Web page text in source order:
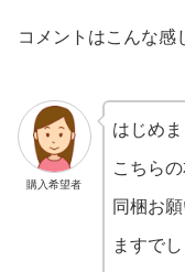
コメントはこんな感
購入希望者
はじめま
こちら
同梱お
ますで